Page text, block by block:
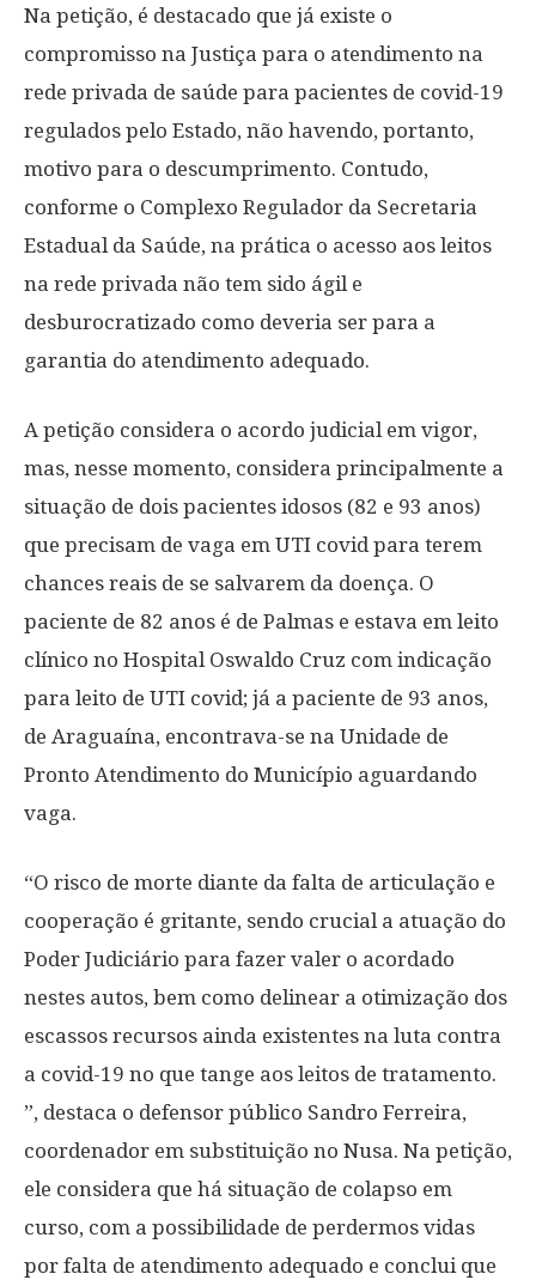
Na petição, é destacado que já existe o
compromisso na Justiça para o atendimento na
rede privada de saúde para pacientes de covid-19
regulados pelo Estado, não havendo, portanto,
motivo para o descumprimento. Contudo,
conforme o Complexo Regulador da Secretaria
Estadual da Saúde, na prática o acesso aos leitos
na rede privada não tem sido ágil e
desburocratizado como deveria ser para a
garantia do atendimento adequado.
A petição considera o acordo judicial em vigor,
mas, nesse momento, considera principalmente a
situação de dois pacientes idosos (82 e 93 anos)
que precisam de vaga em UTI covid para terem
chances reais de se salvarem da doença. O
paciente de 82 anos é de Palmas e estava em leito
clínico no Hospital Oswaldo Cruz com indicação
para leito de UTI covid; já a paciente de 93 anos,
de Araguaína, encontrava-se na Unidade de
Pronto Atendimento do Município aguardando
vaga.
“O risco de morte diante da falta de articulação e
cooperação é gritante, sendo crucial a atuação do
Poder Judiciário para fazer valer o acordado
nestes autos, bem como delinear a otimização dos
escassos recursos ainda existentes na luta contra
a covid-19 no que tange aos leitos de tratamento.
”, destaca o defensor público Sandro Ferreira,
coordenador em substituição no Nusa. Na petição,
ele considera que há situação de colapso em
curso, com a possibilidade de perdermos vidas
por falta de atendimento adequado e conclui que